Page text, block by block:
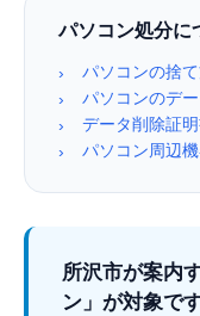
パソコン処分に
›
パソコンの捨
›
パソコンのデ
›
データ削除証
›
パソコン周辺
所沢市が案内
ン」が対象で